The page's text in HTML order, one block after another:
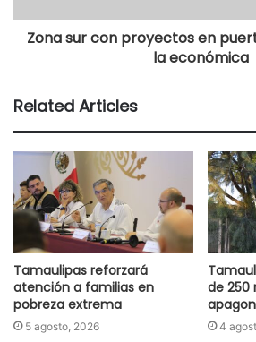
Zona sur con proyectos en
la económica
Related Articles
Tamaulipas reforzará
atención a familias en
pobreza extrema
5 agosto, 2026
de 250
4